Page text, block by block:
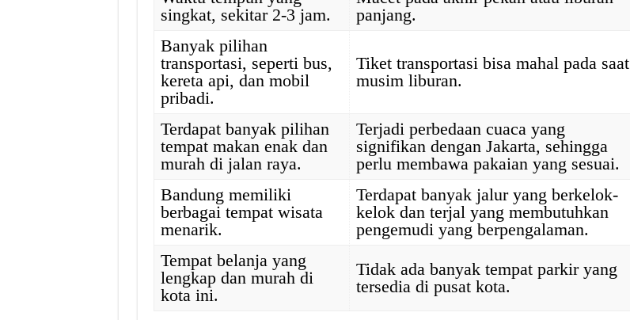
singkat, sekitar 2-3 jam.
panjang.
Banyak pilihan
transportasi, seperti bus,
kereta api, dan mobil
pribadi.
Tiket transportasi bisa mahal pada saat
musim liburan.
Terdapat banyak pilihan
tempat makan enak dan
murah di jalan raya.
Terjadi perbedaan cuaca yang
signifikan dengan Jakarta, sehingga
perlu membawa pakaian yang sesuai.
Bandung memiliki
berbagai tempat wisata
menarik.
Terdapat banyak jalur yang berkelok-
kelok dan terjal yang membutuhkan
pengemudi yang berpengalaman.
Tempat belanja yang
lengkap dan murah di
kota ini.
Tidak ada banyak tempat parkir yang
tersedia di pusat kota.